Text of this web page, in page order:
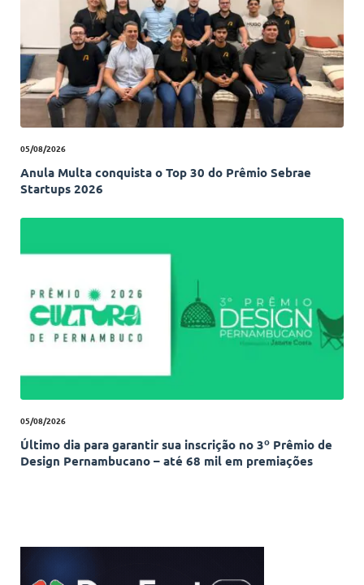
05/08/2026
Anula Multa conquista o Top 30 do Prêmio Sebrae
Startups 2026
05/08/2026
Último dia para garantir sua inscrição no 3º Prêmio de
Design Pernambucano – até 68 mil em premiações